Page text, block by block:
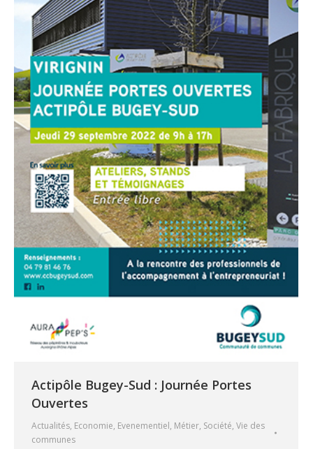
Actipôle Bugey-Sud : Journée Portes
Ouvertes
Actualités, Economie, Evenementiel, Métier, Société, Vie des
communes